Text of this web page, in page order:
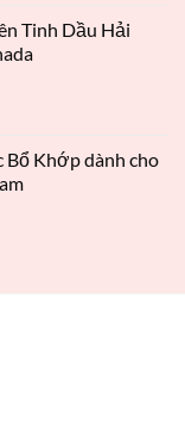
Tinh Dầu Hải
Bổ Khớp dành cho